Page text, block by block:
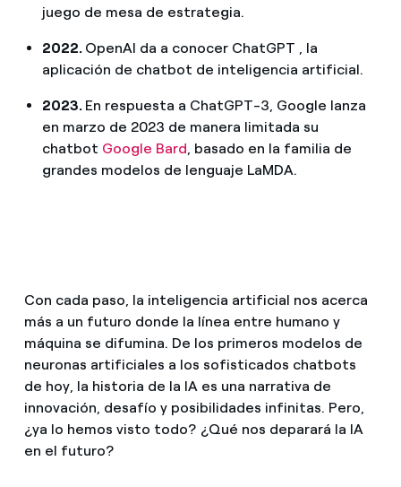
juego de mesa de estrategia.
2022. OpenAI da a conocer ChatGPT , la
aplicación de chatbot de inteligencia artificial.
2023. En respuesta a ChatGPT-3, Google lanza
en marzo de 2023 de manera limitada su
chatbot Google Bard, basado en la familia de
grandes modelos de lenguaje LaMDA.
Con cada paso, la inteligencia artificial nos acerca
más a un futuro donde la línea entre humano y
máquina se difumina. De los primeros modelos de
neuronas artificiales a los sofisticados chatbots
de hoy, la historia de la IA es una narrativa de
innovación, desafío y posibilidades infinitas. Pero,
¿ya lo hemos visto todo? ¿Qué nos deparará la IA
en el futuro?